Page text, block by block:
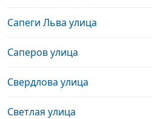
Сапеги Льва улица
Саперов улица
Свердлова улица
Светлая улица